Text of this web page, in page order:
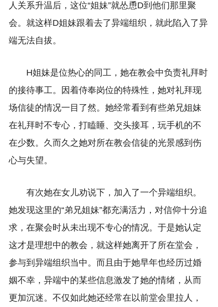
人关系升温后，这位“姐妹”就怂恿D到他们那里聚
会。就这样D姐妹跟着去了异端组织，就此陷入了异
端无法自拔。
H姐妹是位热心的同工，她在教会中负责礼拜时
的接待事工。因着侍奉岗位的特殊性，她对礼拜现
场信徒的情况一目了然。她经常看到有些弟兄姐妹
在礼拜时不专心，打瞌睡、交头接耳，玩手机的不
在少数。久而久之她对所在教会信徒的光景感到伤
心与失望。
有次她在女儿劝说下，加入了一个异端组织。
她发现这里的“弟兄姐妹”都充满活力，对信仰十分追
求，在聚会时从未出现不专心的情况。于是她认定
这才是理想中的教会，就这样她离开了所在堂会，
参与到异端组织当中。而且由于她早年也经历过婚
姻不幸，异端中的某些信息激发了她的情绪，从而
更加沉迷。不仅如此她还经常在以前堂会里拉人，